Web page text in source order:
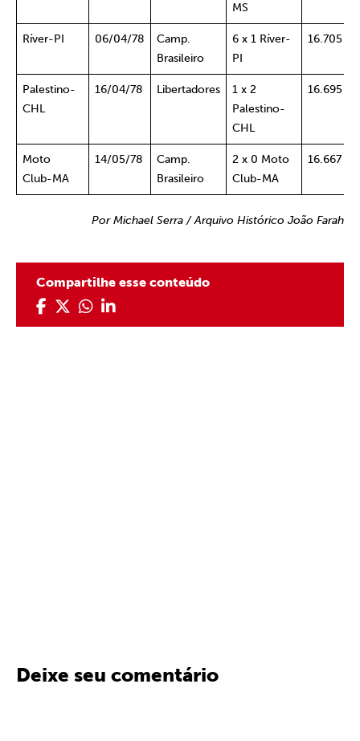
MS
Ríver-PI 06/04/78
Camp.
Brasileiro
6 x 1 Ríver-
PI
16.705
Palestino-
CHL
16/04/78 Libertadores
1 x 2
Palestino-
CHL
16.695
Moto
Club-MA
14/05/78
Camp.
Brasileiro
2 x 0 Moto
Club-MA
16.667
Por Michael Serra / Arquivo Histórico João Farah
Compartilhe esse conteúdo
Deixe seu comentário